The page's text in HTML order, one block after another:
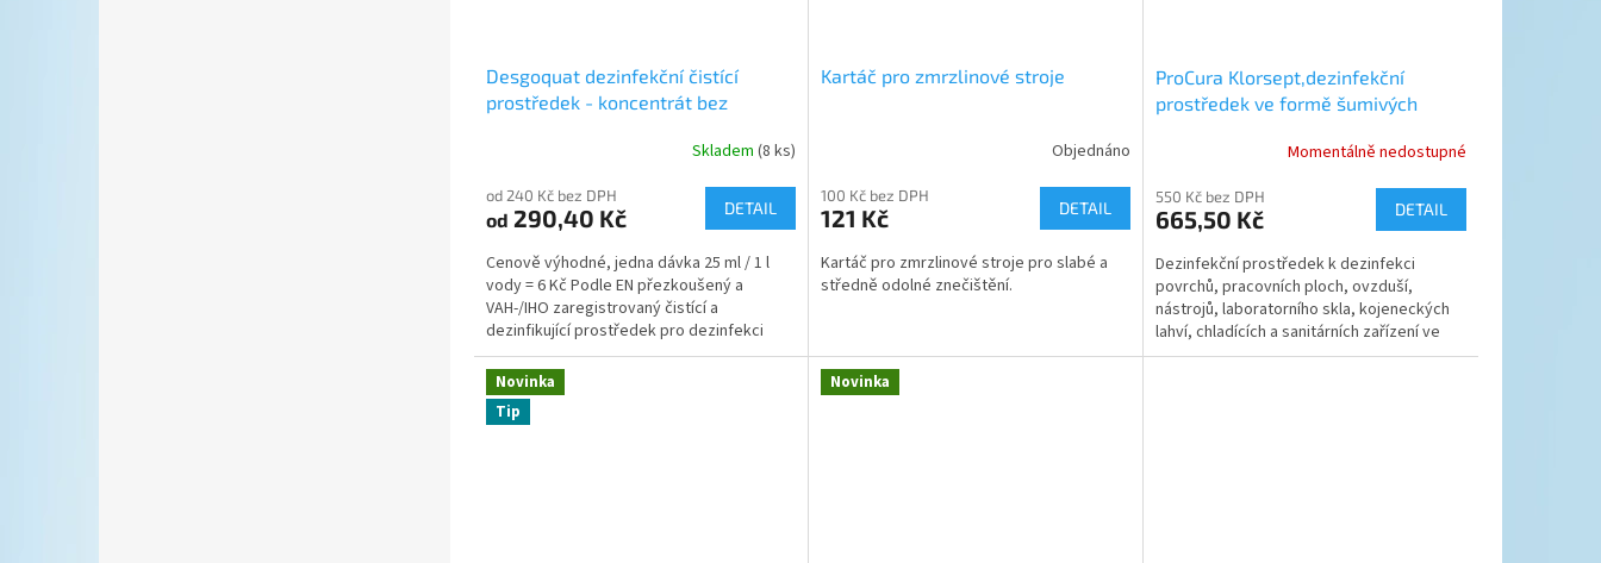
Desgoquat dezinfekční čistící
prostředek - koncentrát bez
Skladem (8 ks)
od 240 Kč bez DPH
od 290,40 Kč DETAIL
Cenově výhodné, jedna dávka 25 ml / 1 l
vody = 6 Kč Podle EN přezkoušený a
VAH-/IHO zaregistrovaný čistící a
dezinfikující prostředek pro dezinfekci
ploch Alkalický...
Kartáč pro zmrzlinové stroje
Objednáno
100 Kč bez DPH
121 Kč DETAIL
Kartáč pro zmrzlinové stroje pro slabé a
středně odolné znečištění.
ProCura Klorsept,dezinfekční
prostředek ve formě šumivých
produktu
je
z
5
hvězdiček.
Momentálně nedostupné
550 Kč bez DPH
665,50 Kč DETAIL
Dezinfekční prostředek k dezinfekci
povrchů, pracovních ploch, ovzduší,
nástrojů, laboratorního skla, kojeneckých
lahví, chladících a sanitárních zařízení ve
stravovacích...
Novinka
Tip
Novinka